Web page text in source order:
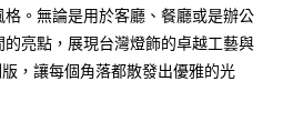
後才付款」的支付方式。 讓您購物簡單
卡、不需儲值。
證，即可結帳。
。無論是用於客廳、餐廳或是辦公
亮點，展現台灣燈飾的卓越工藝與
，讓每個角落都散發出優雅的光